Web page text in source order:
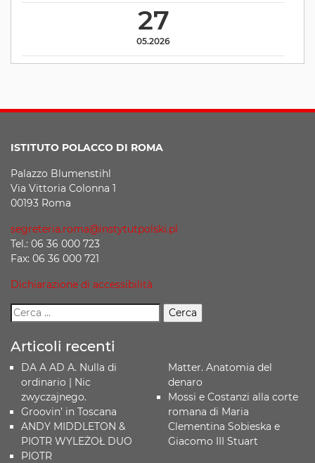
27
05.2026
ISTITUTO POLACCO DI ROMA
Palazzo Blumenstihl
Via Vittoria Colonna 1
00193 Roma
segreteria.roma@instytutpolski.pl
Tel.: 06 36 000 723
Fax: 06 36 000 721
Dichiarazione di accessibilità
Articoli recenti
DA A AD A. Nulla di
ordinario | Nic
zwyczajnego.
Groovin’ in Toscana
ANDY MIDDLETON &
PIOTR WYLEŻOŁ DUO
PIOTR
Matter. Anatomia del
denaro
Mossi e Costanzi alla corte
romana di Maria
Clementina Sobieska e
Giacomo III Stuart